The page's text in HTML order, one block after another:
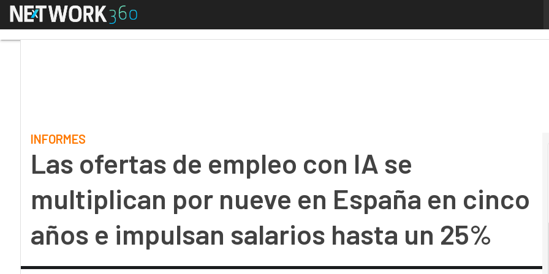
Menú Las ofertas de empleo con IA se multiplican por nueve en España en cinco años
INFORMES
Las ofertas de empleo con IA se
multiplican por nueve en España en cinco
años e impulsan salarios hasta un 25%